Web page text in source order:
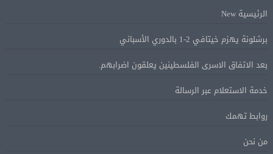
«Aucune négociation ne peut être bonne avec
spécialiste en droit commercial
إلى 6,4%
الرئيسية New
برشلونة يهزم خيتافي 2-1 بالدوري الأسباني
بعد الاتفاق الاسرى الفلسطينين يعلقون اضرابهم.
خدمة الاستعلام عبر الرسالة
روابط تهمك
من نحن